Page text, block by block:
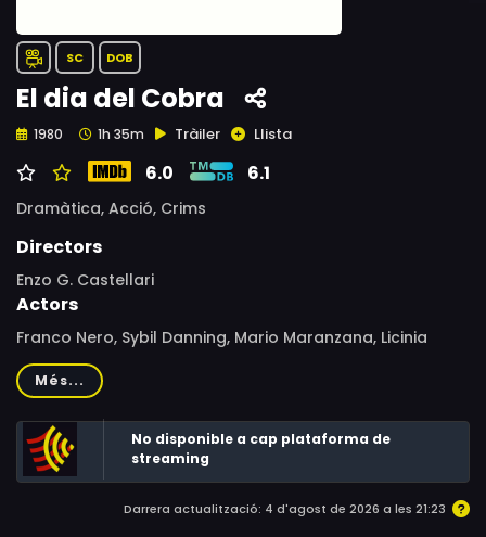
SC DOB
El dia del Cobra
1980 1h 35m Tràiler Llista
6.0 6.1
Dramàtica, Acció, Crims
Directors
Enzo G. Castellari
Actors
Franco Nero, Sybil Danning, Mario Maranzana, Licinia
Lentini, Ennio Girolami, Mickey Knox, Massimo Vanni,
Sasha D'Arc, Romano Puppo, Angelo Ragusa, Carlo
Gabriel Nero, William Berger, Rocco Lerro, Franco Ukmar,
Giovanni Bonadonna, Enzo G. Castellari, Michele Soavi,
Stefania Girolami Goodwin, Benito Pacifico, Claudio
Més...
No disponible a cap plataforma de
streaming
Darrera actualització: 4 d'agost de 2026 a les 21:23